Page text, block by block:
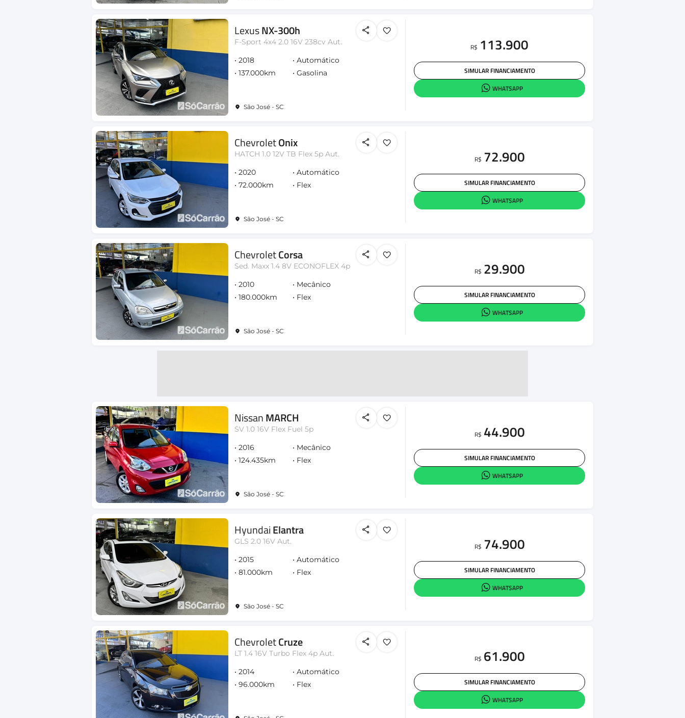
LexusNX-300h
F-Sport 4x4 2.0 16V 238cv Aut.
2018
Automático
137.000km
Gasolina
São José - SC
R$ 113.900
SIMULAR FINANCIAMENTO
WHATSAPP
ChevroletOnix
HATCH 1.0 12V TB Flex 5p Aut.
2020
Automático
72.000km
Flex
São José - SC
R$ 72.900
SIMULAR FINANCIAMENTO
WHATSAPP
ChevroletCorsa
Sed. Maxx 1.4 8V ECONOFLEX 4p
2010
Mecânico
180.000km
Flex
São José - SC
R$ 29.900
SIMULAR FINANCIAMENTO
WHATSAPP
NissanMARCH
SV 1.0 16V Flex Fuel 5p
2016
Mecânico
124.435km
Flex
São José - SC
R$ 44.900
SIMULAR FINANCIAMENTO
WHATSAPP
HyundaiElantra
GLS 2.0 16V Aut.
2015
Automático
81.000km
Flex
São José - SC
R$ 74.900
SIMULAR FINANCIAMENTO
WHATSAPP
ChevroletCruze
LT 1.4 16V Turbo Flex 4p Aut.
2014
Automático
96.000km
Flex
R$ 61.900
SIMULAR FINANCIAMENTO
WHATSAPP